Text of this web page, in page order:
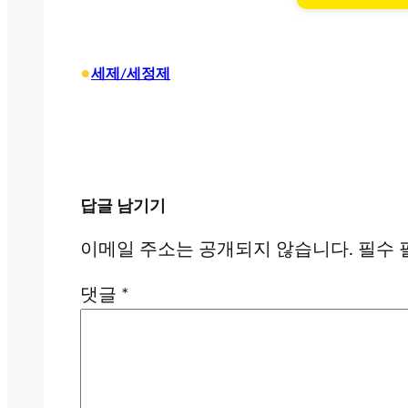
•세제/세정제
답글 남기기
이메일 주소는 공개되지 않습니다. 필수
댓글 *